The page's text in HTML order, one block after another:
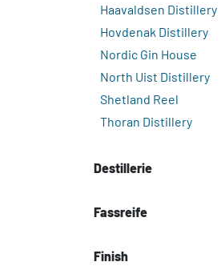
Haavaldsen Distillery
Hovdenak Distillery
Nordic Gin House
North Uist Distillery
Shetland Reel
Thoran Distillery
Destillerie
Fassreife
Finish